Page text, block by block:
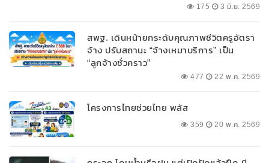
175 3 มิ.ย. 2569
สพฐ. เดินหน้ายกระดับคุณภาพชีวิตครูอัตรา
จ้าง ปรับสถานะ “จ้างเหมาบริการ” เป็น
“ลูกจ้างชั่วคราว”
477 22 พ.ค. 2569
โครงการไทยช่วยไทย พลัส
359 20 พ.ค. 2569